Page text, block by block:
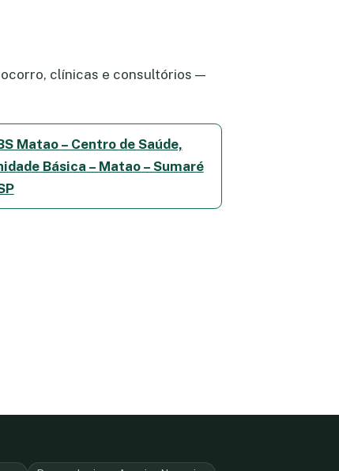
clínicas e consultórios —
Matao – Centro de Saúde,
Básica – Matao – Sumaré